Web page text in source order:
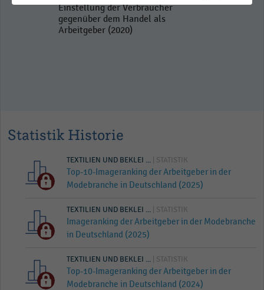
Einstellung der Verbraucher
gegenüber dem Handel als
Arbeitgeber (2020)
Statistik Historie
TEXTILIEN UND BEKLEI ... | STATISTIK
Top-10-Imageranking der Arbeitgeber in der
Modebranche in Deutschland (2025)
TEXTILIEN UND BEKLEI ... | STATISTIK
Imageranking der Arbeitgeber in der Modebranche
in Deutschland (2025)
TEXTILIEN UND BEKLEI ... | STATISTIK
Top-10-Imageranking der Arbeitgeber in der
Modebranche in Deutschland (2024)